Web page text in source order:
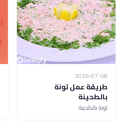
2026-07-08
طريقة عمل تونة
بالطحينة
تونة بالطحينة